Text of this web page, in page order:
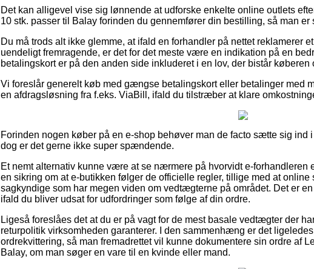
Det kan alligevel vise sig lønnende at udforske enkelte online outlets
10 stk. passer til Balay forinden du gennemfører din bestilling, så man
Du må trods alt ikke glemme, at ifald en forhandler på nettet reklamerer
uendeligt fremragende, er det for det meste være en indikation på en
betalingskort er på den anden side inkluderet i en lov, der bistår
Vi foreslår generelt køb med gængse betalingskort eller betalinger med
en afdragsløsning fra f.eks. ViaBill, ifald du tilstræber at klare
Forinden nogen køber på en e-shop behøver man de facto sætte sig ind
dog er det gerne ikke super spændende.
Et nemt alternativ kunne være at se nærmere på hvorvidt e-
en sikring om at e-butikken følger de officielle regler, tillige med at
sagkyndige som har megen viden om vedtægterne på området. Det er
ifald du bliver udsat for udfordringer som følge af din ordre.
Ligeså foreslåes det at du er på vagt for de mest basale vedtægter der
returpolitik virksomheden garanterer. I den sammenhæng er det
ordrekvittering, så man fremadrettet vil kunne dokumentere sin ordre af
Balay, om man søger en vare til en kvinde eller mand.